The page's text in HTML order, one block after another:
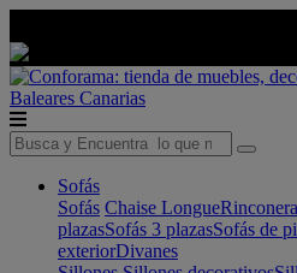
Baleares Canarias
Sofás
Sofás Chaise Longue
plazasSofás 3 plazasSofás de
exteriorDivanes